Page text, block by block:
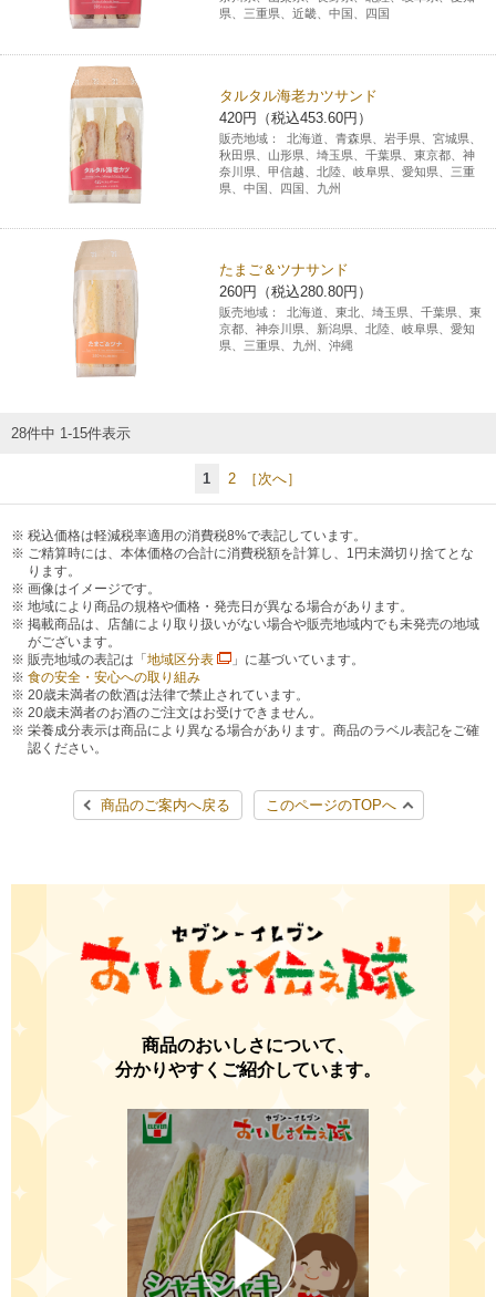
県、三重県、近畿、中国、四国
タルタル海老カツサンド
420円（税込453.60円）
販売地域：
北海道、青森県、岩手県、宮城県、
秋田県、山形県、埼玉県、千葉県、東京都、神
奈川県、甲信越、北陸、岐阜県、愛知県、三重
県、中国、四国、九州
たまご＆ツナサンド
260円（税込280.80円）
販売地域：
北海道、東北、埼玉県、千葉県、東
京都、神奈川県、新潟県、北陸、岐阜県、愛知
県、三重県、九州、沖縄
28件中 1-15件表示
1 2 ［次へ］
税込価格は軽減税率適用の消費税8%で表記しています。
ご精算時には、本体価格の合計に消費税額を計算し、1円未満切り捨てとな
ります。
画像はイメージです。
地域により商品の規格や価格・発売日が異なる場合があります。
掲載商品は、店舗により取り扱いがない場合や販売地域内でも未発売の地域
がございます。
販売地域の表記は「 地域区分表
」に基づいています。
食の安全・安心への取り組み
20歳未満者の飲酒は法律で禁止されています。
20歳未満者のお酒のご注文はお受けできません。
栄養成分表示は商品により異なる場合があります。商品のラベル表記をご確
認ください。
商品のご案内へ戻る このページのTOPへ
商品のおいしさについて、
分かりやすくご紹介しています。